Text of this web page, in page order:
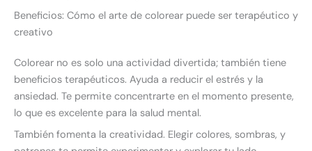
Beneficios: Cómo el arte de colorear puede ser terapéutico y
creativo
Colorear no es solo una actividad divertida; también tiene
beneficios terapéuticos. Ayuda a reducir el estrés y la
ansiedad. Te permite concentrarte en el momento presente,
lo que es excelente para la salud mental.
También fomenta la creatividad. Elegir colores, sombras, y